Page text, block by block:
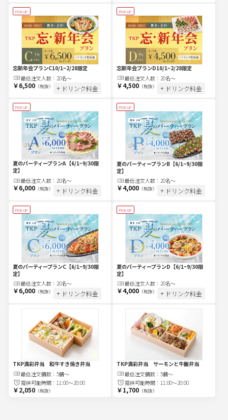
PICK UP
忘新年会プランC10/1~2/28限定
最低注文人数： 20名〜
￥6,500（税抜） + ドリンク料金
PICK UP
忘新年会プランD10/1~2/28限定
最低注文人数： 20名〜
￥4,500（税抜） + ドリンク料金
PICK UP
夏のパーティープランA【6/1~9/30限
定】
最低注文人数： 20名〜
￥6,000（税抜） + ドリンク料金
PICK UP
夏のパーティープランB【6/1~9/30限
定】
最低注文人数： 20名〜
￥4,000（税抜） + ドリンク料金
PICK UP
夏のパーティープランC【6/1~9/30限
定】
最低注文人数： 20名〜
￥6,000（税抜） + ドリンク料金
PICK UP
夏のパーティープランD 【6/1~9/30限
定】
最低注文人数： 20名〜
￥4,000（税抜） + ドリンク料金
TKP満彩弁当 和牛すき焼き弁当
最低注文個数： 5個～
提供可能時間： 11:00～20:00
￥2,050（税抜）
TKP満彩弁当 サーモンと牛飯弁当
最低注文個数： 5個～
提供可能時間： 11:00～20:00
￥1,700（税抜）